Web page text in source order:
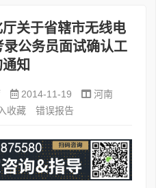
关于省辖市无线电
公务员面试确认工
知
2014-11-19
河南
收藏 错误报告